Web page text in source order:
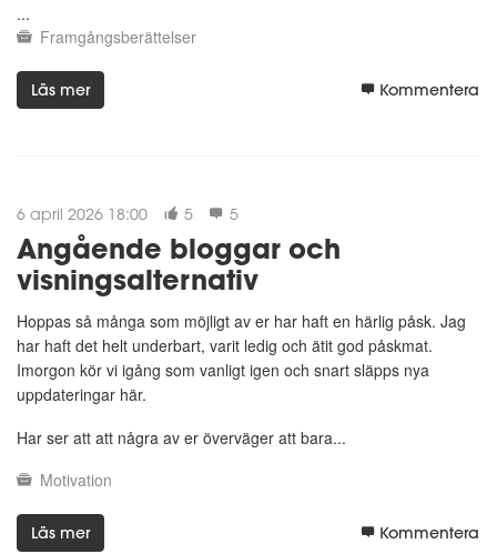
...
Framgångsberättelser
Läs mer Kommentera
6 april 2026 18:00 5 5
Angående bloggar och
visningsalternativ
Hoppas så många som möjligt av er har haft en härlig påsk. Jag
har haft det helt underbart, varit ledig och ätit god påskmat.
Imorgon kör vi igång som vanligt igen och snart släpps nya
uppdateringar här.
Har ser att att några av er överväger att bara...
Motivation
Läs mer Kommentera